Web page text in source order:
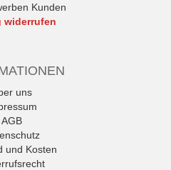
Kunden
widerrufen
uns
AGB
und Kosten